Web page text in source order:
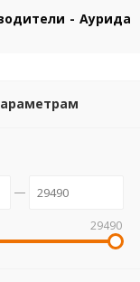
- Аурида
29490